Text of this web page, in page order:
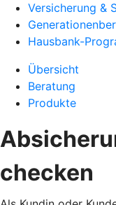
Versicherung &
Hausbank-
Übersicht
Beratung
Produkte
checken